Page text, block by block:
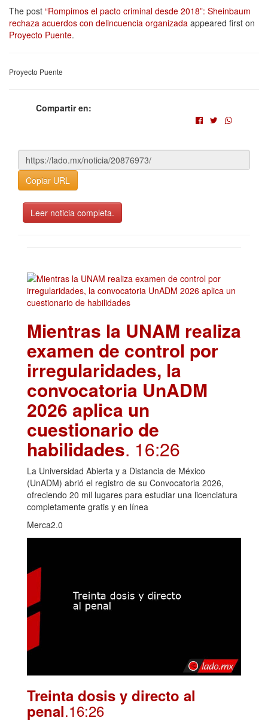
The post “Rompimos el pacto criminal desde 2018”: Sheinbaum
rechaza acuerdos con delincuencia organizada appeared first on
Proyecto Puente.
Proyecto Puente
Compartir en:
Copiar URL
Leer noticia completa.
Mientras la UNAM realiza
examen de control por
irregularidades, la
convocatoria UnADM
2026 aplica un
cuestionario de
habilidades. 16:26
La Universidad Abierta y a Distancia de México
(UnADM) abrió el registro de su Convocatoria 2026,
ofreciendo 20 mil lugares para estudiar una licenciatura
completamente gratis y en línea
Merca2.0
Treinta dosis y directo al
penal.16:26